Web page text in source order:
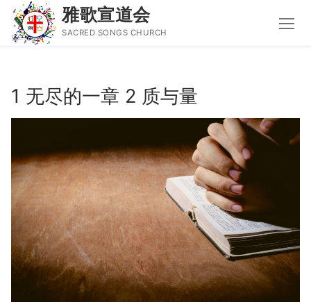
content
雅歌宣道会
SACRED SONGS CHURCH
Search
主页
主日讲道
圣经导读新唱
属灵书籍
1 无尽的一章 2 质与量